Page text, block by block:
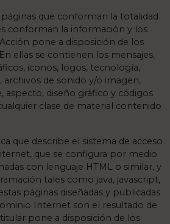
páginas que conforman la totalidad
conforman la información y los
pone a disposición de los
ellas se contienen los mensajes,
iconos, logos, tecnología,
archivos de sonido y/o imagen,
aspecto, diseño gráfico y códigos
clase de material contenido
que describe el sistema de acceso
que se configura por medio
con lenguaje HTML o similar, y
tales como java, javascript,
páginas diseñadas y publicadas
Internet son el resultado de
pone a disposición de los